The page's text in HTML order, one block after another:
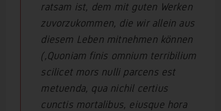
ratsam ist, dem mit guten Werken
zuvorzukommen, die wir allein aus
diesem Leben mitnehmen können
(‚Quoniam finis omnium terribilium
scilicet mors nulli parcens est
metuenda, qua nichil certius
cunctis mortalibus, eiusque hora